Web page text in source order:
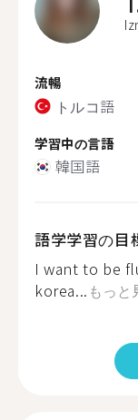
流暢
トルコ語
学習中の言語
韓国語
語学学習の目
I want to be
korea... もっと